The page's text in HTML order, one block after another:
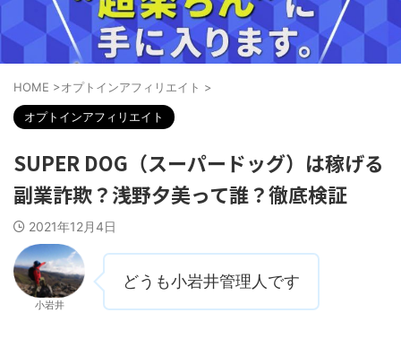
HOME >オプトインアフィリエイト >
オプトインアフィリエイト
SUPER DOG（スーパードッグ）は稼げる
副業詐欺？浅野夕美って誰？徹底検証
2021年12月4日
小岩井
どうも小岩井管理人です